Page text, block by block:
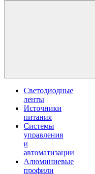
Светодиодные
ленты
Источники
питания
Системы
управления
и
автоматизации
Алюминиевые
профили